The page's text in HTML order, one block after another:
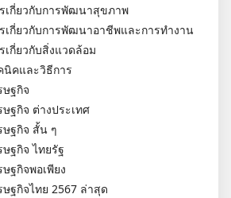
เกี่ยวกับการพัฒนาสุขภาพ
เกี่ยวกับการพัฒนาอาชีพและการทำงาน
เกี่ยวกับสิ่งแวดล้อม
นิคและวิธีการ
ษฐกิจ
ษฐกิจ ต่างประเทศ
ษฐกิจ สั้น ๆ
ษฐกิจ ไทยรัฐ
ฐกิจพอเพียง
ษฐกิจไทย 2567 ล่าสุด